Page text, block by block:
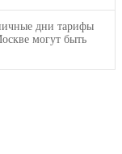
дни тарифы
могут быть